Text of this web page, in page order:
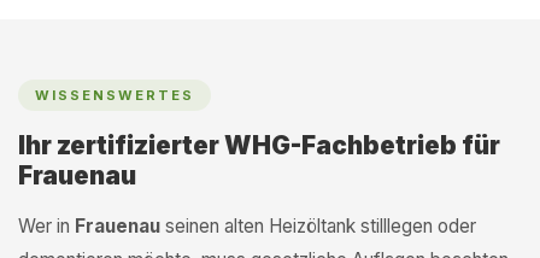
WISSENSWERTES
Ihr zertifizierter WHG-Fachbetrieb für
Frauenau
Wer in Frauenau seinen alten Heizöltank stilllegen oder